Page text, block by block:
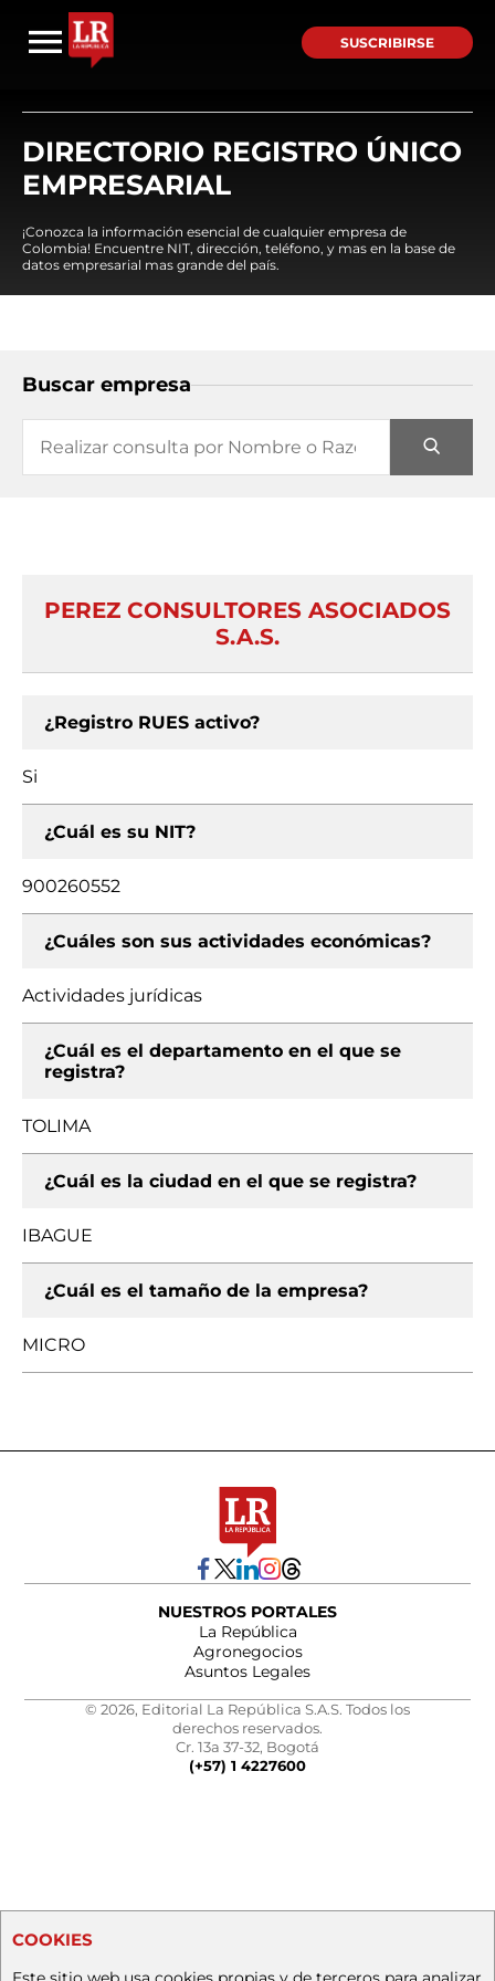
SUSCRIBIRSE
DIRECTORIO REGISTRO ÚNICO
EMPRESARIAL
¡Conozca la información esencial de cualquier empresa de
Colombia! Encuentre NIT, dirección, teléfono, y mas en la base de
datos empresarial mas grande del país.
Buscar empresa
PEREZ CONSULTORES ASOCIADOS
S.A.S.
¿Registro RUES activo?
Si
¿Cuál es su NIT?
900260552
¿Cuáles son sus actividades económicas?
Actividades jurídicas
¿Cuál es el departamento en el que se
registra?
TOLIMA
¿Cuál es la ciudad en el que se registra?
IBAGUE
¿Cuál es el tamaño de la empresa?
MICRO
NUESTROS PORTALES
La República
Agronegocios
Asuntos Legales
© 2026, Editorial La República S.A.S. Todos los
derechos reservados.
Cr. 13a 37-32, Bogotá
(+57) 1 4227600
COOKIES